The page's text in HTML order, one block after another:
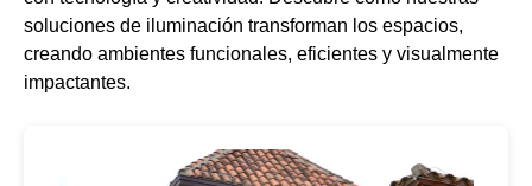
soluciones de iluminación transforman los espacios,
creando ambientes funcionales, eficientes y visualmente
impactantes.